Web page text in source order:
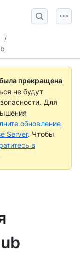
/
прекращена
не будут
Для
обновление
Server. Чтобы
в